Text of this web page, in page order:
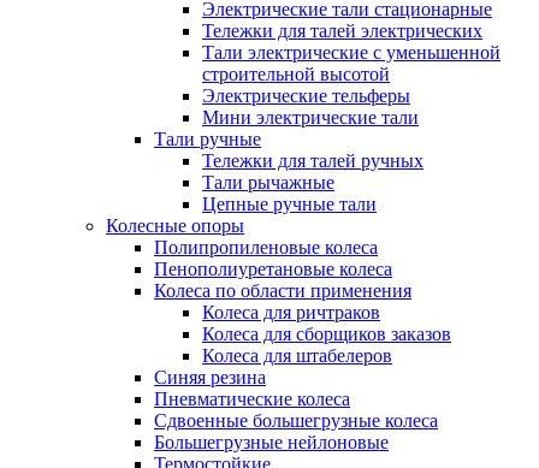
Электрические тали стационарные
Тележки для талей электрических
Тали электрические с уменьшенной
строительной высотой
Электрические тельферы
Мини электрические тали
Тали ручные
Тележки для талей ручных
Тали рычажные
Цепные ручные тали
Колесные опоры
Полипропиленовые колеса
Пенополиуретановые колеса
Колеса по области применения
Колеса для ричтраков
Колеса для сборщиков заказов
Колеса для штабелеров
Синяя резина
Пневматические колеса
Сдвоенные большегрузные колеса
Большегрузные нейлоновые
Термостойкие